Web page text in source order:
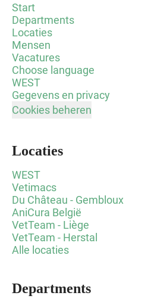
Start
Departments
Locaties
Mensen
Vacatures
Choose language
WEST
Gegevens en privacy
Cookies beheren
Locaties
WEST
Vetimacs
Du Château - Gembloux
AniCura België
VetTeam - Liège
VetTeam - Herstal
Alle locaties
Departments